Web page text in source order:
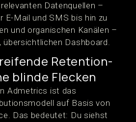
Datenquellen –
E-Mail und SMS bis hin zu
und organischen Kanälen –
übersichtlichen Dashboard.
Retention-
blinde Flecken
Admetrics ist das
auf Basis von
Das bedeutet: Du siehst